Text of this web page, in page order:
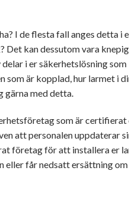
I de flesta fall anges detta
kan dessutom vara
delar i er säkerhetslösning
är kopplad, hur larmet i
gärna med detta.
som är
att personalen uppdaterar
företag för att installera er
får nedsatt ersättning om